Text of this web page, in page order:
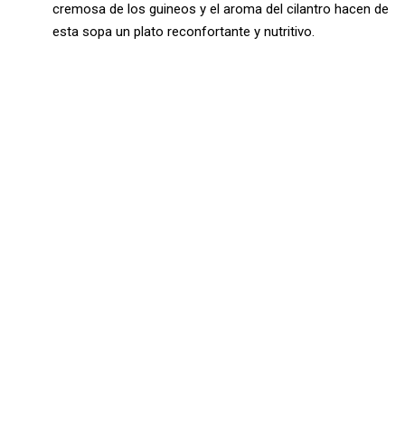
cremosa de los guineos y el aroma del cilantro hacen de
esta sopa un plato reconfortante y nutritivo.